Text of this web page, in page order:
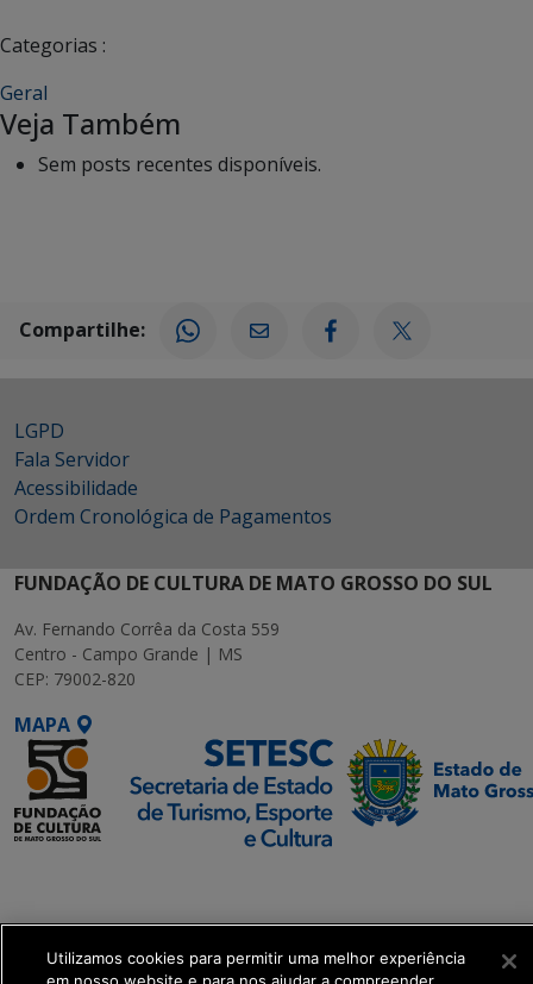
Categorias :
Geral
Veja Também
Sem posts recentes disponíveis.
Compartilhe:
LGPD
Fala Servidor
Acessibilidade
Ordem Cronológica de Pagamentos
FUNDAÇÃO DE CULTURA DE MATO GROSSO DO SUL
Av. Fernando Corrêa da Costa 559
Centro - Campo Grande | MS
CEP: 79002-820
MAPA
Transformação Digital
Utilizamos cookies para permitir uma melhor experiência